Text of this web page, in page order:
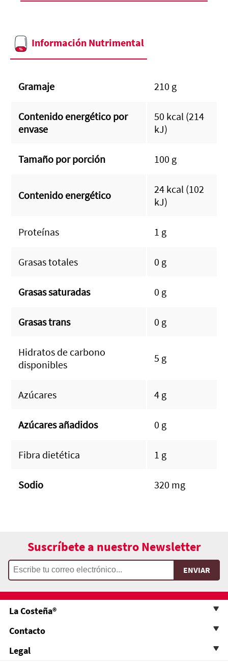
Información Nutrimental
Gramaje 210 g
Contenido energético por
envase
50 kcal (214
kJ)
Tamaño por porción 100 g
Contenido energético
24 kcal (102
kJ)
Proteínas 1 g
Grasas totales 0 g
Grasas saturadas 0 g
Grasas trans 0 g
Hidratos de carbono
disponibles
5 g
Azúcares 4 g
Azúcares añadidos 0 g
Fibra dietética 1 g
Sodio 320 mg
Suscríbete a nuestro Newsletter
La Costeña®
Contacto
Legal